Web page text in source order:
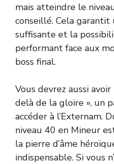
mais atteindre le
conseillé. Cela garantit
suffisante et la
performant face aux
boss final.
Vous devrez aussi
delà de la gloire », un
accéder à l’Externam.
niveau 40 en Mineur
la pierre d’âme
indispensable. Si vous